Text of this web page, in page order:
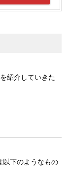
紹介していきた
以下のようなもの